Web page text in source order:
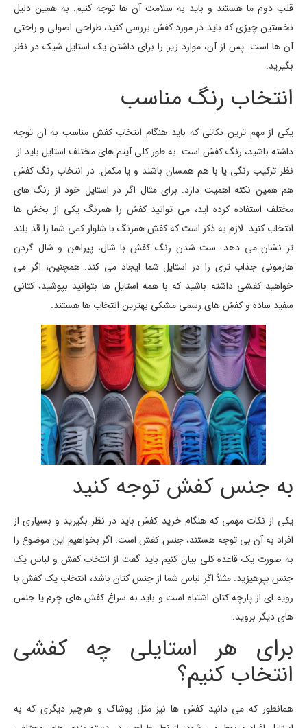
قلب دوم ما هستند و باید به سلامت آن ها توجه کنیم. به همین دلیل
نخستین چیزی که باید در مورد کفش بررسی کنید، طراحی اصولی و راحتی
آن ها است. پس از آن، موارد زیر را برای داشتن یک استایل شیک در نظر
بگیرید.
انتخاب رنگ مناسب
یکی از مهم ترین نکاتی که باید هنگام انتخاب کفش مناسب به آن توجه
داشته باشید، رنگ کفش است. به طور کلی آیتم های مختلف استایل باید از
نظر ترکیب رنگی یا با هم همسان باشند و یا مکمل. در انتخاب رنگ کفش
هم همین نکته اهمیت دارد. برای مثال اگر در استایل خود از رنگ های
مختلف استفاده کرده اید، می توانید کفش را همرنگ یکی از بخش ها
انتخاب کنید. لازم به ذکر است که کفش همرنگ با شلوار کمی شما را قد بلند
تر نشان می دهد. ست شدن رنگ کفش با شال، پیراهن و شال گردن
هارمونی جذاب تری را در استایل شما ایجاد می کند. همچنین، اگر می
خواهید کفشی داشته باشید که با همه استایل ها بتوانید بپوشید، کتانی
سفید ساده و کفش های رسمی مشکی بهترین انتخاب ها هستند.
به جنس کفش توجه کنید
یکی از نکات مهمی که هنگام خرید کفش باید در نظر بگیرید و بسیاری از
افراد به آن بی توجه هستند، جنس کفش است. اگر بخواهیم این موضوع را
به صورت یک قاعده کلی بیان کنیم باید گفت از انتخاب کفش و لباس یک
جنس بپرهیزید. مثلاً اگر لباس شما از جنس کتان باشد، انتخاب یک کفش با
رویه ای از پارچه کتان اشتباه است و باید به سراغ کفش های چرم یا جنس
های دیگر بروید.
برای هر استایلی چه کفشی
انتخاب کنیم؟
همانطور که می دانید کفش ها نیز مثل پوشاک و هرچیز دیگری که به